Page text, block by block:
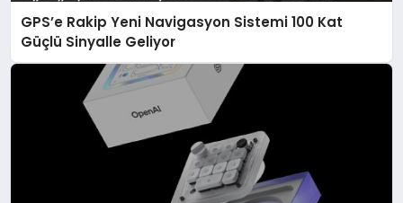
GPS’e Rakip Yeni Navigasyon Sistemi 100 Kat
Güçlü Sinyalle Geliyor